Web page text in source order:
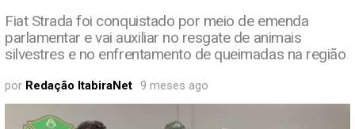
Fiat Strada foi conquistado por meio de emenda
parlamentar e vai auxiliar no resgate de animais
silvestres e no enfrentamento de queimadas na região
por Redação ItabiraNet 9 meses ago